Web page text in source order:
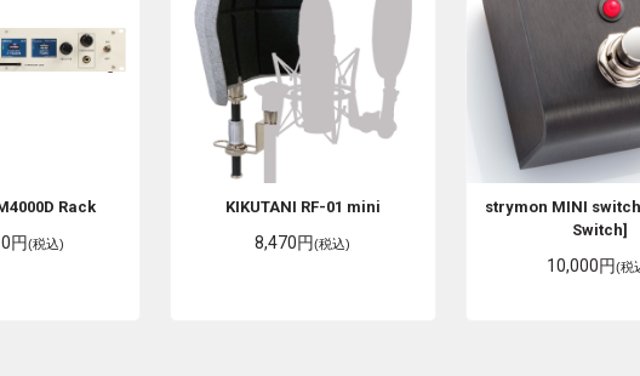
Rack
円(税込)
KIKUTANI RF-01 mini
8,470円(税込)
strymon MINI
Switch]
10,000円(税